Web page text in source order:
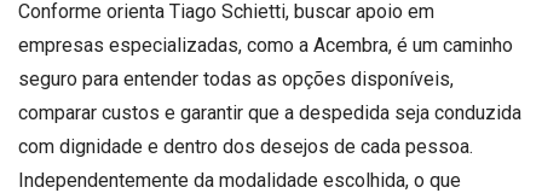
Conforme orienta Tiago Schietti, buscar apoio em
empresas especializadas, como a Acembra, é um caminho
seguro para entender todas as opções disponíveis,
comparar custos e garantir que a despedida seja conduzida
com dignidade e dentro dos desejos de cada pessoa.
Independentemente da modalidade escolhida, o que